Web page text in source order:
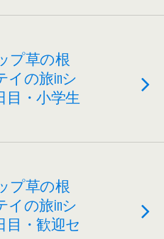
プ草の根
イの旅inシ
目・小学生
プ草の根
イの旅inシ
目・歓迎セ